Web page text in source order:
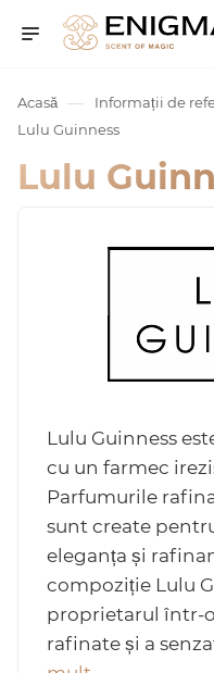
Acasă — Informații de
Lulu Guinness
Lulu
Lulu Guinness
cu un farmec
Parfumurile
sunt create
eleganța și
compoziție Lulu
proprietarul într-
rafinate și a